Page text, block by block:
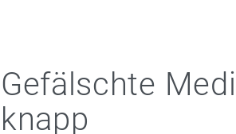
Gefälschte
knapp